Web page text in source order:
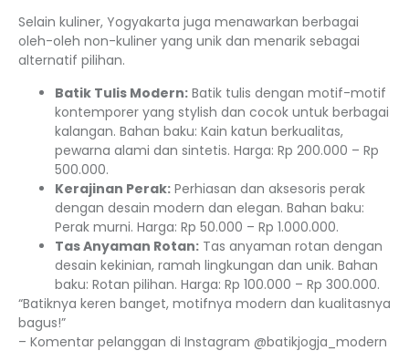
Selain kuliner, Yogyakarta juga menawarkan berbagai
oleh-oleh non-kuliner yang unik dan menarik sebagai
alternatif pilihan.
Batik Tulis Modern: Batik tulis dengan motif-motif
kontemporer yang stylish dan cocok untuk berbagai
kalangan. Bahan baku: Kain katun berkualitas,
pewarna alami dan sintetis. Harga: Rp 200.000 – Rp
500.000.
Kerajinan Perak: Perhiasan dan aksesoris perak
dengan desain modern dan elegan. Bahan baku:
Perak murni. Harga: Rp 50.000 – Rp 1.000.000.
Tas Anyaman Rotan: Tas anyaman rotan dengan
desain kekinian, ramah lingkungan dan unik. Bahan
baku: Rotan pilihan. Harga: Rp 100.000 – Rp 300.000.
“Batiknya keren banget, motifnya modern dan kualitasnya
bagus!”
– Komentar pelanggan di Instagram @batikjogja_modern